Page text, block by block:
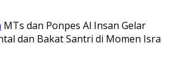
MTs dan Ponpes Al Insan Gelar
dan Bakat Santri di Momen Isra